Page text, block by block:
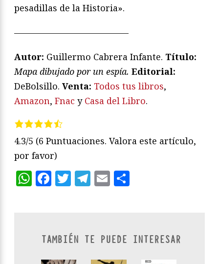
pesadillas de la Historia».
—————————————
Autor: Guillermo Cabrera Infante. Título:
Mapa dibujado por un espía. Editorial:
DeBolsillo. Venta: Todos tus libros,
Amazon, Fnac y Casa del Libro.
4.3/5 (6 Puntuaciones. Valora este artículo,
por favor)
WhatsApp
Facebook
Twitter
Telegram
Email
TAMBIÉN TE PUEDE INTERESAR